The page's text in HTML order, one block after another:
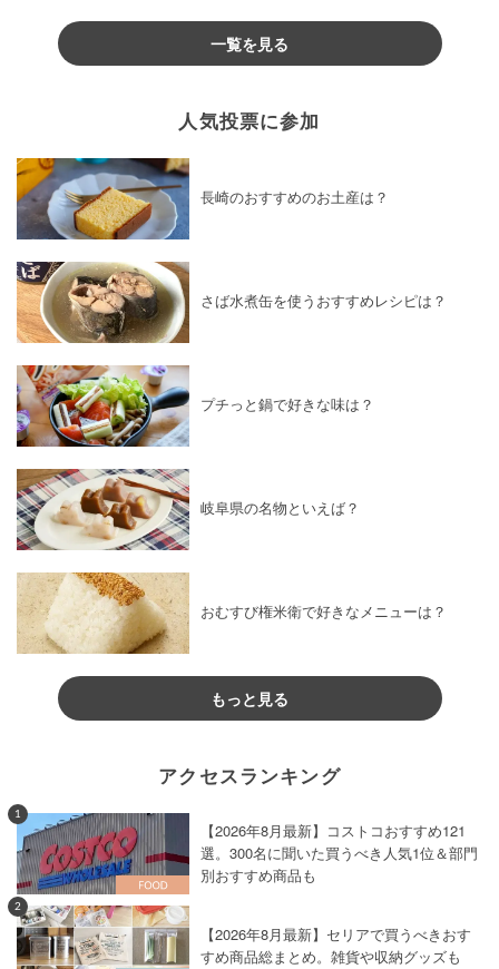
一覧を見る
人気投票に参加
長崎のおすすめのお土産は？
さば水煮缶を使うおすすめレシピは？
プチっと鍋で好きな味は？
岐阜県の名物といえば？
おむすび権米衛で好きなメニューは？
もっと見る
アクセスランキング
1
【2026年8月最新】コストコおすすめ121
選。300名に聞いた買うべき人気1位＆部門
別おすすめ商品も
2
【2026年8月最新】セリアで買うべきおす
すめ商品総まとめ。雑貨や収納グッズも